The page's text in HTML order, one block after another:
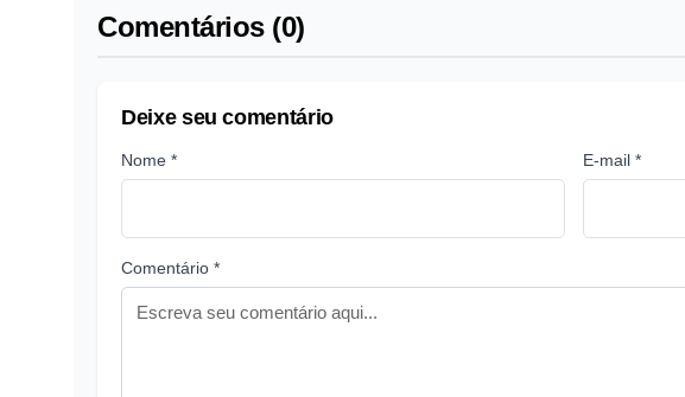
Comentários (0)
Deixe seu comentário
Nome * E-mail *
Comentário *